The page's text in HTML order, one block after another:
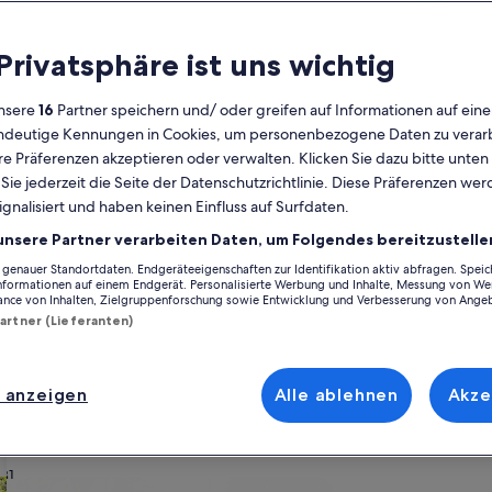
Derzeit
die
Monate
August
2026
und
September
angezeigt.
MoMontag
DiDienstag
MiMittwoch
DoDonnerstag
Fr Freitag
SaSamstag
SoSonntag
3 4 5 6 7 8 9
10 11 12
23
30
31
MoMontag
Di
7 8 9
21 22
28 29
Sarntal suchst, stöbere durch unsere Feriendomizile und finde
oder Freunden, du kannst dich auf all die Annehmlichkeiten
du findest bestimmt genau die Art von Unterkunft, die all
über barrierarme Ausstattung verfügen.
deinem Geschmack
oder Apartments
ist uns wichtig
16 Partner speichern und/ oder greifen auf Informationen auf
Kennungen in Cookies, um personenbezogene Daten zu
Präferenzen akzeptieren oder verwalten. Klicken Sie dazu bitte
jederzeit die Seite der Datenschutzrichtlinie. Diese Präferenzen
und haben keinen Einfluss auf Surfdaten.
Partner verarbeiten Daten, um Folgendes
Standortdaten. Endgeräteeigenschaften zur Identifikation aktiv abfragen.
auf einem Endgerät. Personalisierte Werbung und Inhalte, Messung von
von Inhalten, Zielgruppenforschung sowie Entwicklung und Verbesserung von
(Lieferanten)
Alle ablehnen